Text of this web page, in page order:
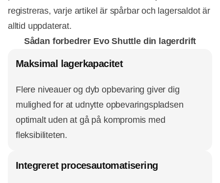
registreras, varje artikel är spårbar och lagersaldot är
alltid uppdaterat.
Sådan forbedrer Evo Shuttle din lagerdrift
Maksimal lagerkapacitet
Flere niveauer og dyb opbevaring giver dig
mulighed for at udnytte opbevaringspladsen
optimalt uden at gå på kompromis med
fleksibiliteten.
Integreret procesautomatisering